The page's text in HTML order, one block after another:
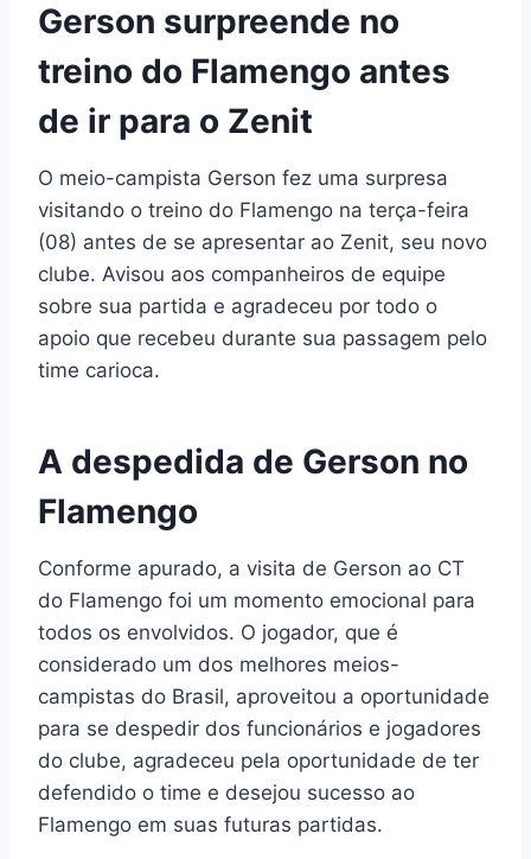
Gerson surpreende no
treino do Flamengo antes
de ir para o Zenit
O meio-campista Gerson fez uma surpresa
visitando o treino do Flamengo na terça-feira
(08) antes de se apresentar ao Zenit, seu novo
clube. Avisou aos companheiros de equipe
sobre sua partida e agradeceu por todo o
apoio que recebeu durante sua passagem pelo
time carioca.
A despedida de Gerson no
Flamengo
Conforme apurado, a visita de Gerson ao CT
do Flamengo foi um momento emocional para
todos os envolvidos. O jogador, que é
considerado um dos melhores meios-
campistas do Brasil, aproveitou a oportunidade
para se despedir dos funcionários e jogadores
do clube, agradeceu pela oportunidade de ter
defendido o time e desejou sucesso ao
Flamengo em suas futuras partidas.